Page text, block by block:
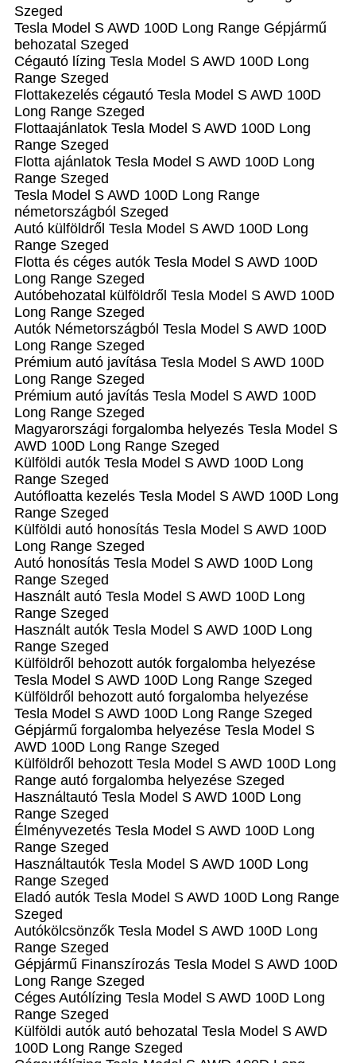
Szeged
Tesla Model S AWD 100D Long Range Gépjármű
behozatal‎ Szeged
Cégautó lízing Tesla Model S AWD 100D Long
Range Szeged
Flottakezelés cégautó Tesla Model S AWD 100D
Long Range Szeged
Flottaajánlatok Tesla Model S AWD 100D Long
Range Szeged
Flotta ajánlatok Tesla Model S AWD 100D Long
Range Szeged
Tesla Model S AWD 100D Long Range
németországból Szeged
Autó külföldről Tesla Model S AWD 100D Long
Range Szeged
Flotta és céges autók Tesla Model S AWD 100D
Long Range Szeged
Autóbehozatal külföldről Tesla Model S AWD 100D
Long Range Szeged
Autók Németországból‎ Tesla Model S AWD 100D
Long Range Szeged
Prémium autó javítása Tesla Model S AWD 100D
Long Range Szeged
Prémium autó javítás Tesla Model S AWD 100D
Long Range Szeged
Magyarországi forgalomba helyezés Tesla Model S
AWD 100D Long Range Szeged
Külföldi autók‎ Tesla Model S AWD 100D Long
Range Szeged
Autófloatta kezelés Tesla Model S AWD 100D Long
Range Szeged
Külföldi autó honosítás Tesla Model S AWD 100D
Long Range Szeged
Autó honosítás Tesla Model S AWD 100D Long
Range Szeged
Használt autó‎ Tesla Model S AWD 100D Long
Range Szeged
Használt autó‎k Tesla Model S AWD 100D Long
Range Szeged
Külföldről behozott autók forgalomba helyezése
Tesla Model S AWD 100D Long Range Szeged
Külföldről behozott autó forgalomba helyezése
Tesla Model S AWD 100D Long Range Szeged
Gépjármű forgalomba helyezése Tesla Model S
AWD 100D Long Range Szeged
Külföldről behozott Tesla Model S AWD 100D Long
Range autó forgalomba helyezése Szeged
Használtautó‎ Tesla Model S AWD 100D Long
Range Szeged
Élményvezetés Tesla Model S AWD 100D Long
Range Szeged
Használtautó‎k Tesla Model S AWD 100D Long
Range Szeged
Eladó autók Tesla Model S AWD 100D Long Range
Szeged
Autókölcsönzők Tesla Model S AWD 100D Long
Range Szeged
Gépjármű Finanszírozás Tesla Model S AWD 100D
Long Range Szeged
Céges Autólízing Tesla Model S AWD 100D Long
Range Szeged
Külföldi autók‎ autó behozatal Tesla Model S AWD
100D Long Range Szeged